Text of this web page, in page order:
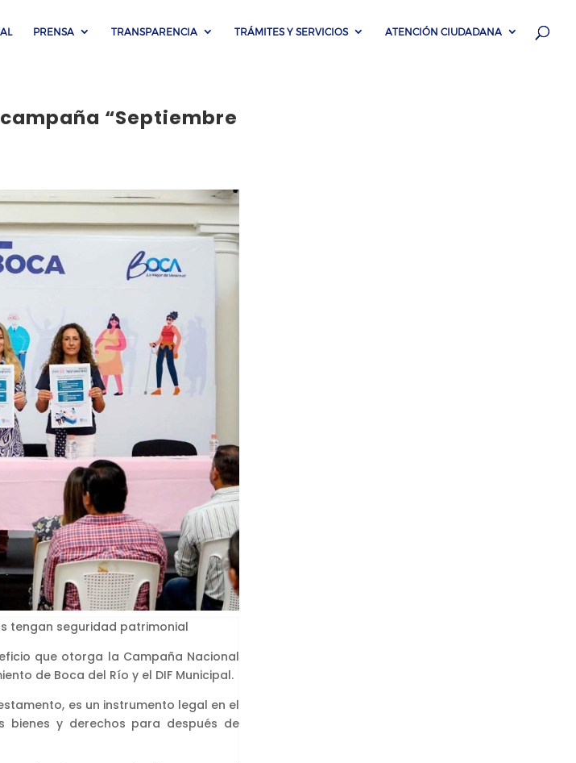
PRENSA TRANSPARENCIA TRÁMITES Y SERVICIOS ATENCIÓN CIUDADANA
“Septiembre
tengan seguridad patrimonial
que otorga la Campaña Nacional
de Boca del Río y el DIF Municipal.
es un instrumento legal en el
y derechos para después de